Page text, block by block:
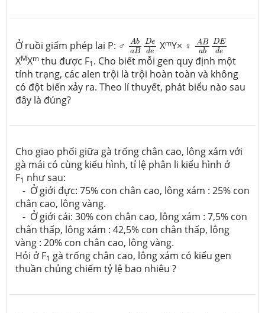
Ở ruồi giấm phép lai P: ♂ Ab
aB
De
de
Ab aB XmY× ♀ A B
ab
DE
de
ABabD
XMXm thu được F1. Cho biết mỗi gen quy định một
tính trạng, các alen trội là trội hoàn toàn và không
có đột biến xảy ra. Theo lí thuyết, phát biểu nào sau
đây là đúng?
Cho giao phối giữa gà trống chân cao, lông xám với
gà mái có cùng kiểu hình, tỉ lệ phân li kiểu hình ở
F1 như sau:
- Ở giới đực: 75% con chân cao, lông xám : 25% con
chân cao, lông vàng.
- Ở giới cái: 30% con chân cao, lông xám : 7,5% con
chân thấp, lông xám : 42,5% con chân thấp, lông
vàng : 20% con chân cao, lông vàng.
Hỏi ở F1 gà trống chân cao, lông xám có kiểu gen
thuần chủng chiếm tỷ lệ bao nhiêu ?